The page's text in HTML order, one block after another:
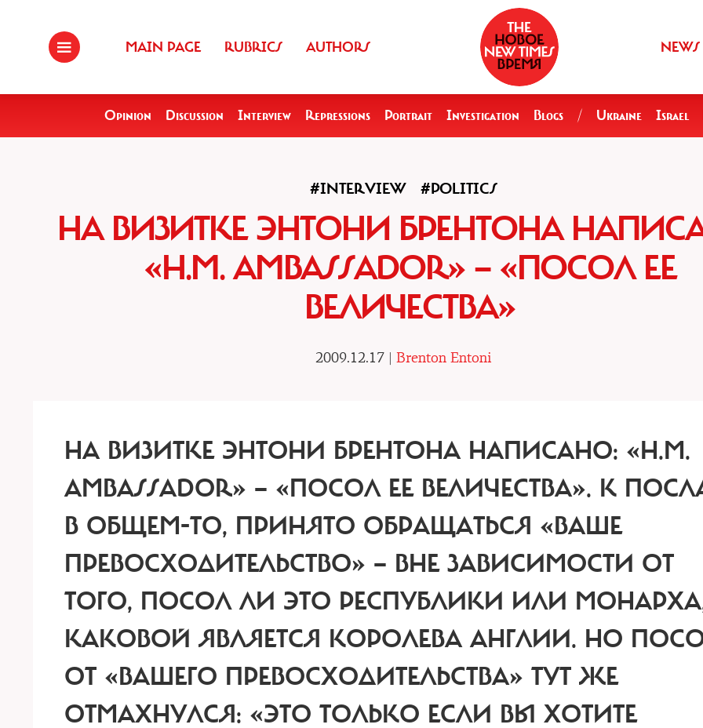
MAIN PAGE RUBRICS AUTHORS NEWS
Opinion Discussion Interview Repressions Portrait Investigation Blogs / Ukraine Israel
#INTERVIEW #POLITICS
НА ВИЗИТКЕ ЭНТОНИ БРЕНТОНА
«H.M. AMBASSADOR» — «ПОСОЛ ЕЕ
ВЕЛИЧЕСТВА»
2009.12.17 | Brenton Entoni
НА ВИЗИТКЕ ЭНТОНИ БРЕНТОНА НАПИСАНО: «H.M.
AMBASSADOR» — «ПОСОЛ ЕЕ ВЕЛИЧЕСТВА». К
В ОБЩЕМ-ТО, ПРИНЯТО ОБРАЩАТЬСЯ «ВАШЕ
ПРЕВОСХОДИТЕЛЬСТВО» — ВНЕ ЗАВИСИМОСТИ ОТ
ТОГО, ПОСОЛ ЛИ ЭТО РЕСПУБЛИКИ ИЛИ
КАКОВОЙ ЯВЛЯЕТСЯ КОРОЛЕВА АНГЛИИ. НО
ОТ «ВАШЕГО ПРЕВОСХОДИТЕЛЬСТВА» ТУТ ЖЕ
ОТМАХНУЛСЯ: «ЭТО ТОЛЬКО ЕСЛИ ВЫ ХОТИТЕ